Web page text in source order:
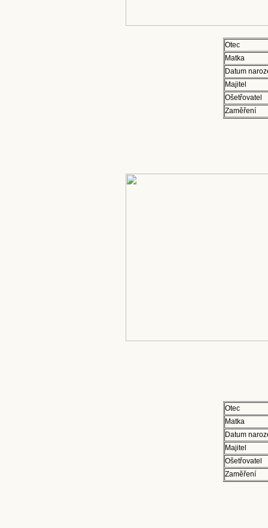
Otec
Matka
Datum
Majitel
Ošetřovatel
Zaměření
Otec
Matka
Datum
Majitel
Ošetřovatel
Zaměření